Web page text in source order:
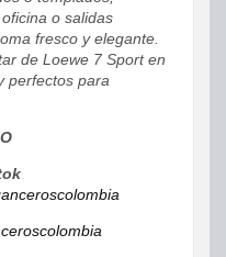
o salidas
fresco y elegante.
de Loewe 7 Sport en
perfectos para